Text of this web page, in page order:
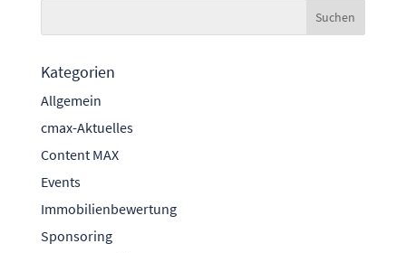
Kategorien
Allgemein
cmax-Aktuelles
Content MAX
Events
Immobilienbewertung
Sponsoring